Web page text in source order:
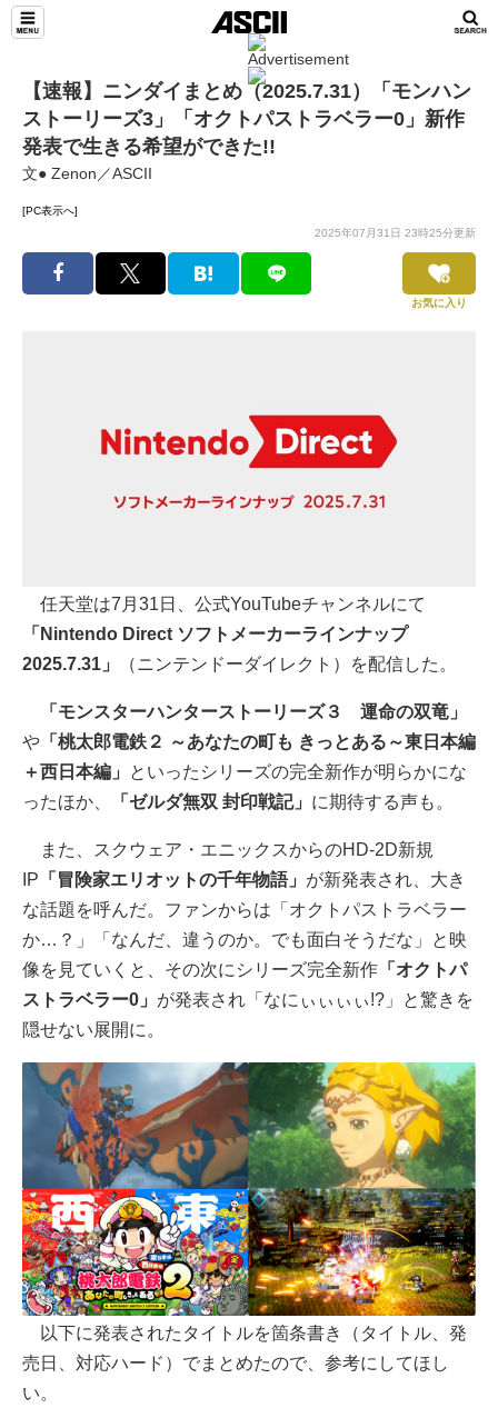
【速報】ニンダイまとめ（2025.7.31）「モンハン
ストーリーズ3」「オクトパストラベラー0」新作
発表で生きる希望ができた!!
文● Zenon／ASCII
[PC表示へ]
2025年07月31日 23時25分更新
お気に入り
任天堂は7月31日、公式YouTubeチャンネルにて
「Nintendo Direct ソフトメーカーラインナップ
2025.7.31」
（ニンテンドーダイレクト）を配信した。
「モンスターハンターストーリーズ３ 運命の双竜」
や 「桃太郎電鉄２ ～あなたの町も きっとある～東日本編
＋西日本編」
といったシリーズの完全新作が明らかにな
ったほか、
「ゼルダ無双 封印戦記」 に期待する声も。
また、スクウェア・エニックスからのHD-2D新規
IP 「冒険家エリオットの千年物語」 が新発表され、大き
な話題を呼んだ。ファンからは「オクトパストラベラー
か…？」「なんだ、違うのか。でも面白そうだな」と映
像を見ていくと、その次にシリーズ完全新作 「オクトパ
ストラベラー0」 が発表され「なにぃぃぃぃ!?」と驚きを
隠せない展開に。
以下に発表されたタイトルを箇条書き（タイトル、発
売日、対応ハード）でまとめたので、参考にしてほし
い。